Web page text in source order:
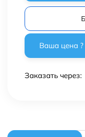
Заказать через: